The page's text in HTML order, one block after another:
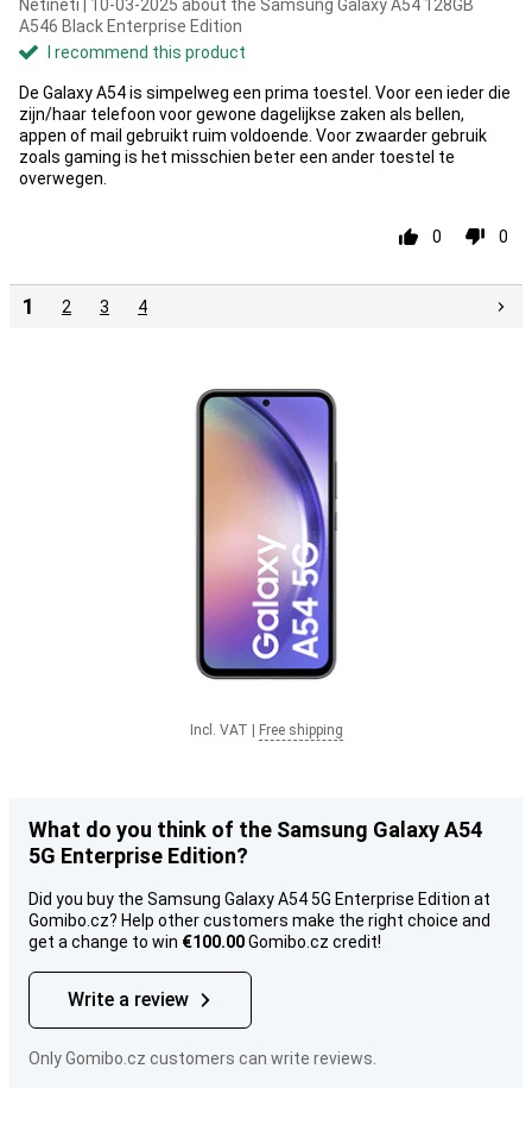
Netineti | 10-03-2025 about the Samsung Galaxy A54 128GB
A546 Black Enterprise Edition
I recommend this product
De Galaxy A54 is simpelweg een prima toestel. Voor een ieder die
zijn/haar telefoon voor gewone dagelijkse zaken als bellen,
appen of mail gebruikt ruim voldoende. Voor zwaarder gebruik
zoals gaming is het misschien beter een ander toestel te
overwegen.
0 0
1 2 3 4
Incl. VAT Free shipping
What do you think of the Samsung Galaxy A54
5G Enterprise Edition?
Did you buy the Samsung Galaxy A54 5G Enterprise Edition at
Gomibo.cz? Help other customers make the right choice and
get a change to win €100.00Gomibo.cz credit!
Write a review
Only Gomibo.cz customers can write reviews.